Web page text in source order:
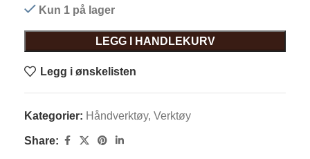
Kun 1 på lager
LEGG I HANDLEKURV
Legg i ønskelisten
Kategorier: Håndverktøy, Verktøy
Share: